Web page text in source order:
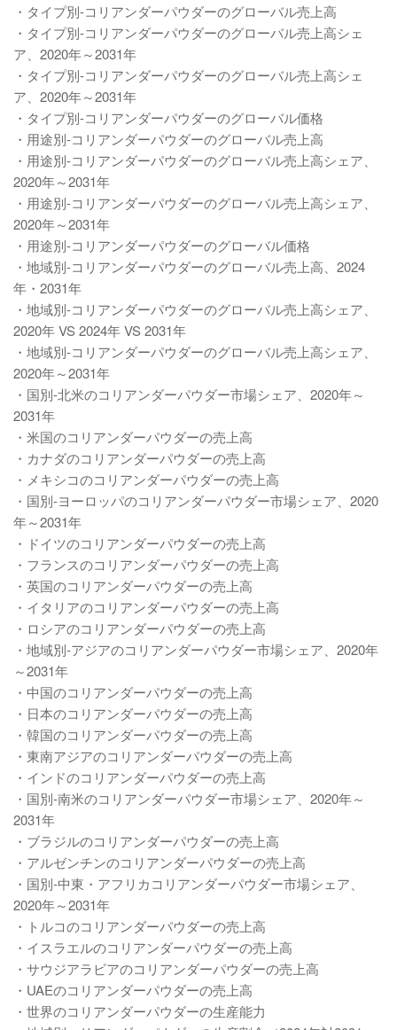
・タイプ別-コリアンダーパウダーのグローバル売上高
・タイプ別-コリアンダーパウダーのグローバル売上高シェ
ア、2020年～2031年
・タイプ別-コリアンダーパウダーのグローバル売上高シェ
ア、2020年～2031年
・タイプ別-コリアンダーパウダーのグローバル価格
・用途別-コリアンダーパウダーのグローバル売上高
・用途別-コリアンダーパウダーのグローバル売上高シェア、
2020年～2031年
・用途別-コリアンダーパウダーのグローバル売上高シェア、
2020年～2031年
・用途別-コリアンダーパウダーのグローバル価格
・地域別-コリアンダーパウダーのグローバル売上高、2024
年・2031年
・地域別-コリアンダーパウダーのグローバル売上高シェア、
2020年 VS 2024年 VS 2031年
・地域別-コリアンダーパウダーのグローバル売上高シェア、
2020年～2031年
・国別-北米のコリアンダーパウダー市場シェア、2020年～
2031年
・米国のコリアンダーパウダーの売上高
・カナダのコリアンダーパウダーの売上高
・メキシコのコリアンダーパウダーの売上高
・国別-ヨーロッパのコリアンダーパウダー市場シェア、2020
年～2031年
・ドイツのコリアンダーパウダーの売上高
・フランスのコリアンダーパウダーの売上高
・英国のコリアンダーパウダーの売上高
・イタリアのコリアンダーパウダーの売上高
・ロシアのコリアンダーパウダーの売上高
・地域別-アジアのコリアンダーパウダー市場シェア、2020年
～2031年
・中国のコリアンダーパウダーの売上高
・日本のコリアンダーパウダーの売上高
・韓国のコリアンダーパウダーの売上高
・東南アジアのコリアンダーパウダーの売上高
・インドのコリアンダーパウダーの売上高
・国別-南米のコリアンダーパウダー市場シェア、2020年～
2031年
・ブラジルのコリアンダーパウダーの売上高
・アルゼンチンのコリアンダーパウダーの売上高
・国別-中東・アフリカコリアンダーパウダー市場シェア、
2020年～2031年
・トルコのコリアンダーパウダーの売上高
・イスラエルのコリアンダーパウダーの売上高
・サウジアラビアのコリアンダーパウダーの売上高
・UAEのコリアンダーパウダーの売上高
・世界のコリアンダーパウダーの生産能力